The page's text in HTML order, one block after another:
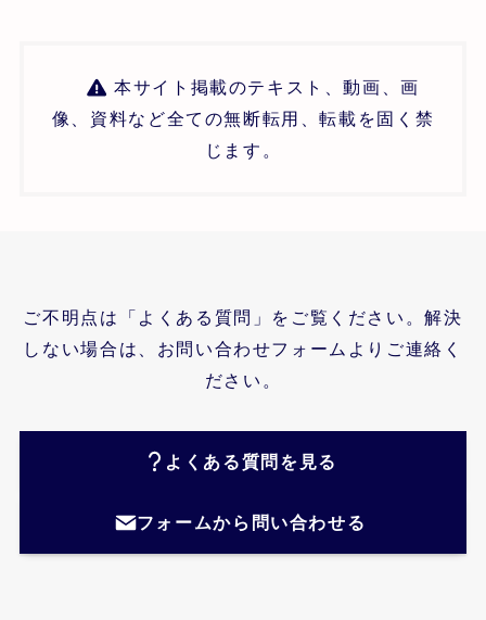
本サイト掲載のテキスト、動画、画
像、資料など全ての無断転用、転載を固く禁
じます。
ご不明点は「よくある質問」をご覧ください。解決
しない場合は、お問い合わせフォームよりご連絡く
ださい。
よくある質問を見る
フォームから問い合わせる